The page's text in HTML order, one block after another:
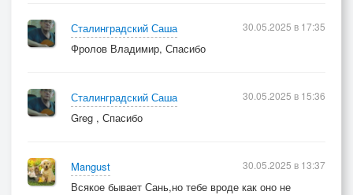
Сталинградский Саша
Фролов Владимир, Спасибо
30.05.2025 в 17:35
Сталинградский Саша
Greg , Спасибо
30.05.2025 в 15:36
Mangust
Всякое бывает Сань,но тебе вроде как оно не
30.05.2025 в 13:37